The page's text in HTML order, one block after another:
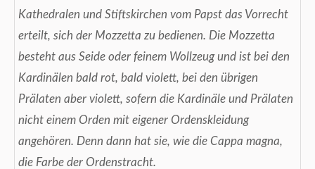
Kathedralen und Stiftskirchen vom Papst das Vorrecht
erteilt, sich der Mozzetta zu bedienen. Die Mozzetta
besteht aus Seide oder feinem Wollzeug und ist bei den
Kardinälen bald rot, bald violett, bei den übrigen
Prälaten aber violett, sofern die Kardinäle und Prälaten
nicht einem Orden mit eigener Ordenskleidung
angehören. Denn dann hat sie, wie die Cappa magna,
die Farbe der Ordenstracht.